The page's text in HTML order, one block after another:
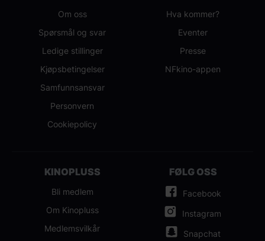
Om oss
Spørsmål og svar
Ledige stillinger
Kjøpsbetingelser
Samfunnsansvar
Personvern
Cookiepolicy
Hva kommer?
Eventer
Presse
NFkino-appen
KINOPLUSS
Bli medlem
Om Kinopluss
Medlemsvilkår
FØLG OSS
Facebook
Instagram
Snapchat